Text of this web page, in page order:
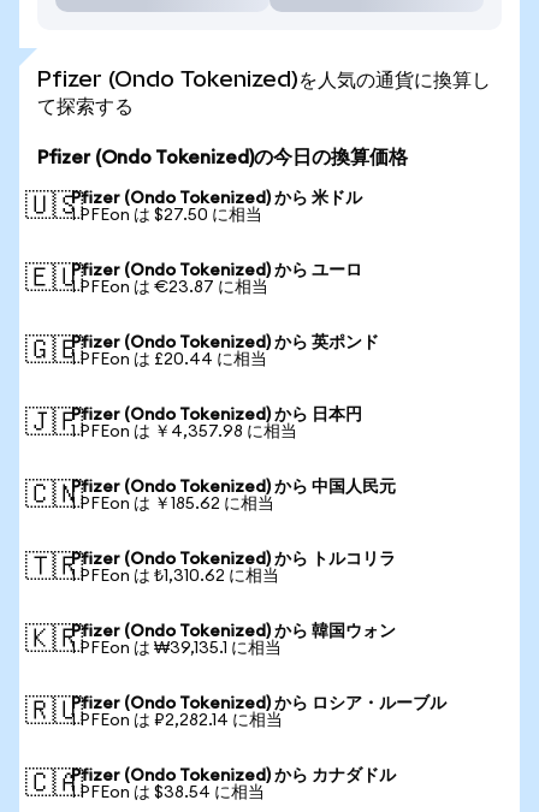
Pfizer (Ondo Tokenized)を人気の通貨に換算し
て探索する
Pfizer (Ondo Tokenized)の今日の換算価格
🇺🇸Pfizer (Ondo Tokenized) から 米ドル
1 PFEon は $27.50 に相当
🇪🇺Pfizer (Ondo Tokenized) から ユーロ
1 PFEon は €23.87 に相当
🇬🇧Pfizer (Ondo Tokenized) から 英ポンド
1 PFEon は £20.44 に相当
🇯🇵Pfizer (Ondo Tokenized) から 日本円
1 PFEon は ￥4,357.98 に相当
🇨🇳Pfizer (Ondo Tokenized) から 中国人民元
1 PFEon は ￥185.62 に相当
🇹🇷Pfizer (Ondo Tokenized) から トルコリラ
1 PFEon は ₺1,310.62 に相当
🇰🇷Pfizer (Ondo Tokenized) から 韓国ウォン
1 PFEon は ₩39,135.1 に相当
🇷🇺Pfizer (Ondo Tokenized) から ロシア・ルーブル
1 PFEon は ₽2,282.14 に相当
🇨🇦Pfizer (Ondo Tokenized) から カナダドル
1 PFEon は $38.54 に相当